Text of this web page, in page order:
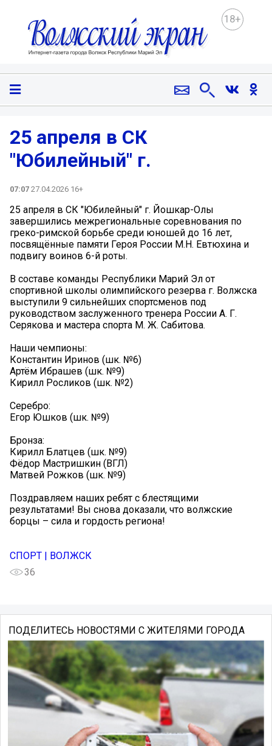
18+
25 апреля в СК
"Юбилейный" г.
07:07 27.04.2026 16+
25 апреля в СК "Юбилейный" г. Йошкар-Олы
завершились межрегиональные соревнования по
греко-римской борьбе среди юношей до 16 лет,
посвящённые памяти Героя России М.Н. Евтюхина и
подвигу воинов 6-й роты.
В составе команды Республики Марий Эл от
спортивной школы олимпийского резерва г. Волжска
выступили 9 сильнейших спортсменов под
руководством заслуженного тренера России А. Г.
Серякова и мастера спорта М. Ж. Сабитова.
Наши чемпионы:
Константин Иринов (шк. №6)
Артём Ибрашев (шк. №9)
Кирилл Росликов (шк. №2)
Серебро:
Егор Юшков (шк. №9)
Бронза:
Кирилл Блатцев (шк. №9)
Фёдор Мастришкин (ВГЛ)
Матвей Рожков (шк. №9)
Поздравляем наших ребят с блестящими
результатами! Вы снова доказали, что волжские
борцы – сила и гордость региона!
СПОРТ | ВОЛЖСК
36
ПОДЕЛИТЕСЬ НОВОСТЯМИ С ЖИТЕЛЯМИ ГОРОДА